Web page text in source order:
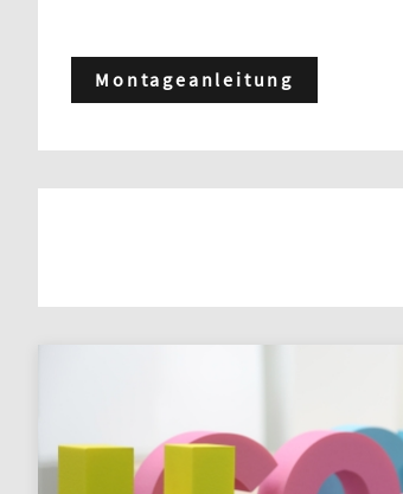
Montageanleitung